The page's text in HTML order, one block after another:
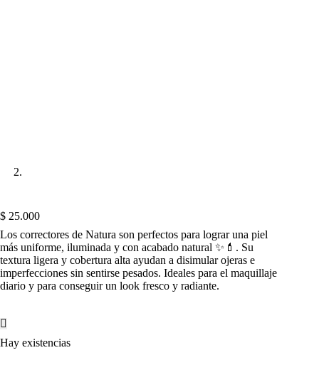
$ 25.000
Los correctores de Natura son perfectos para lograr una piel
más uniforme, iluminada y con acabado natural ✨💄. Su
textura ligera y cobertura alta ayudan a disimular ojeras e
imperfecciones sin sentirse pesados. Ideales para el maquillaje
diario y para conseguir un look fresco y radiante.
Hay existencias